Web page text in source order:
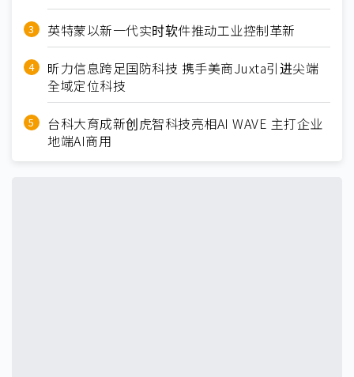
英特蒙以新一代实时软件推动工业控制革新
昕力信息跨足国防科技 携手美商Juxta引进尖端
全域定位科技
台科大育成新创虎智科技亮相AI WAVE 主打企业
地端AI商用